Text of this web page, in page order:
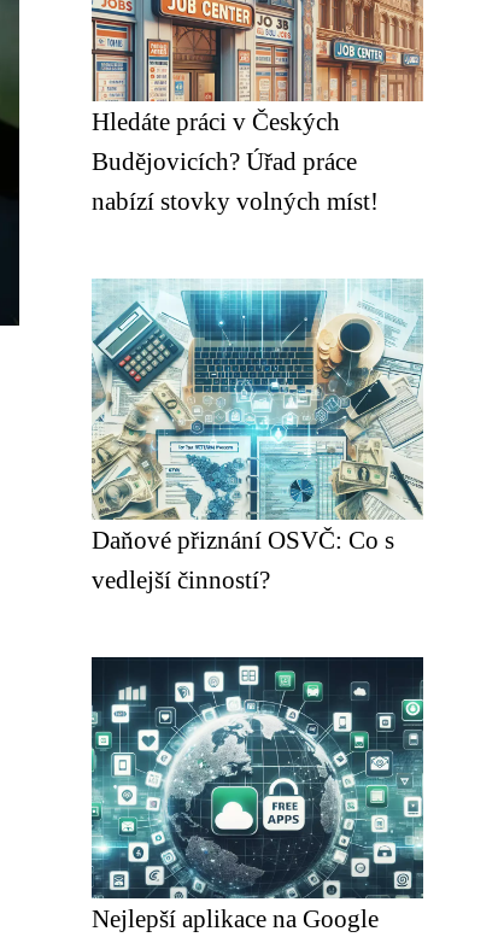
Hledáte práci v Českých
Budějovicích? Úřad práce
nabízí stovky volných míst!
Daňové přiznání OSVČ: Co s
vedlejší činností?
Nejlepší aplikace na Google